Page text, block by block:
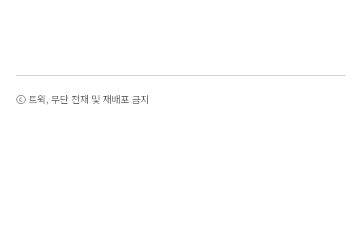
ⓒ 트윅, 무단 전재 및 재배포 금지